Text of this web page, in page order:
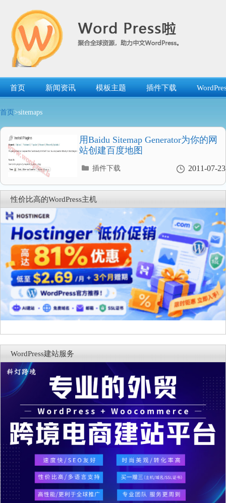
首页 新闻资讯 模板主题 插件下载
首页 >sitemaps
用Baidu Sitemap Generator为你的网
站创建百度地图
2011-07-23
分
录
插件下载
性价比高的WordPress主机
WordPress建站服务